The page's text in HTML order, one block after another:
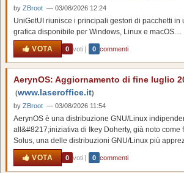
by ZBroot — 03/08/2026 12:24
UniGetUI riunisce i principali gestori di pacchetti in
grafica disponibile per Windows, Linux e macOS....
VOTA
0 voti | 0 commenti
AerynOS: Aggiornamento di fine luglio
(www.laseroffice.it)
by ZBroot — 03/08/2026 11:54
AerynOS è una distribuzione GNU/Linux
all&#8217;iniziativa di Ikey Doherty, già noto come
Solus, una delle distribuzioni GNU/Linux più
VOTA
0 voti | 0 commenti